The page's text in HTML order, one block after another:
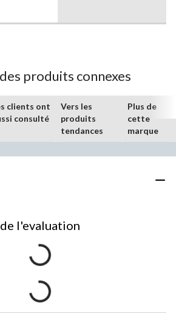
produits connexes
clients ont
consulté
Vers les
produits
tendances
Plus de
cette
marque
l'evaluation